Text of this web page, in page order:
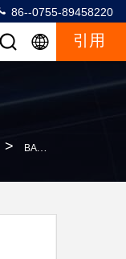
86--0755-89458220
引用
> BATT-CI-125/241-L C&I エネルギー貯蔵システム